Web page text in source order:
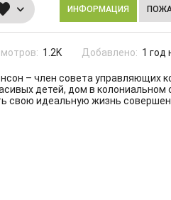
ИНФОРМАЦИЯ
1.2K Добавлено: 1 год
– член совета управляющих
детей, дом в колониальном
идеальную жизнь